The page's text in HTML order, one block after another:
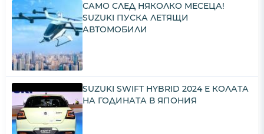
САМО СЛЕД НЯКОЛКО МЕСЕЦА!
SUZUKI ПУСКА ЛЕТЯЩИ
АВТОМОБИЛИ
SUZUKI SWIFT HYBRID 2024 Е КОЛАТА
НА ГОДИНАТА В ЯПОНИЯ